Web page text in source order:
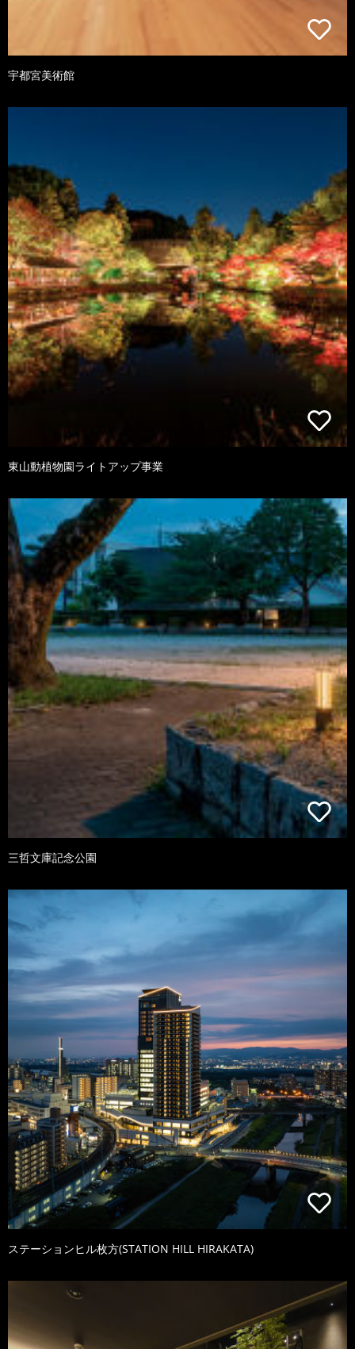
宇都宮美術館
東山動植物園ライトアップ事業
三哲文庫記念公園
ステーションヒル枚方(STATION HILL HIRAKATA)